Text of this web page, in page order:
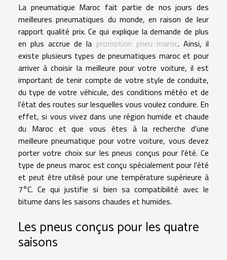
La pneumatique Maroc fait partie de nos jours des
meilleures pneumatiques du monde, en raison de leur
rapport qualité prix. Ce qui explique la demande de plus
en plus accrue de la promotion pneu maroc. Ainsi, il
existe plusieurs types de pneumatiques maroc et pour
arriver à choisir la meilleure pour votre voiture, il est
important de tenir compte de votre style de conduite,
du type de votre véhicule, des conditions météo et de
l'état des routes sur lesquelles vous voulez conduire. En
effet, si vous vivez dans une région humide et chaude
du Maroc et que vous êtes à la recherche d'une
meilleure pneumatique pour votre voiture, vous devez
porter votre choix sur les pneus conçus pour l'été. Ce
type de pneus maroc est conçu spécialement pour l'été
et peut être utilisé pour une température supérieure à
7°C. Ce qui justifie si bien sa compatibilité avec le
bitume dans les saisons chaudes et humides.
Les pneus conçus pour les quatre
saisons